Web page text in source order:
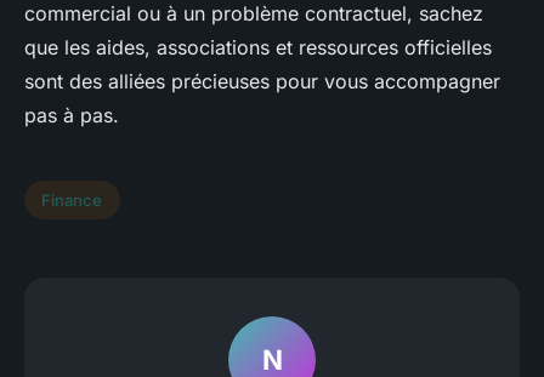
commercial ou à un problème contractuel, sachez
que les aides, associations et ressources officielles
sont des alliées précieuses pour vous accompagner
pas à pas.
Finance
N